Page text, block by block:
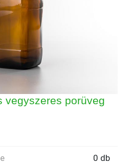
vegyszeres porüveg
0 db